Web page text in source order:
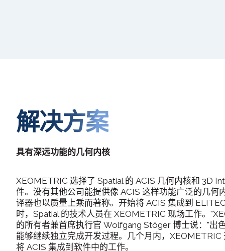
解决方案
具有深远功能的几何内核
XEOMETRIC 选择了 Spatial 的 ACIS 几何内核和 3D
件。没有其他公司能提供像 ACIS 这样功能广泛的几何
译器也以质量上乘而著称。开始将 ACIS 集成到
时，Spatial 的技术人员在 XEOMETRIC 现场工作。
的所有者兼首席执行官 Wolfgang Stöger 博士说："出
能够继续独立完成开发过程。几个月内，XEOMETRIC
将 ACIS 集成到软件中的工作。